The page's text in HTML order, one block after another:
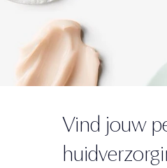
Vind jouw